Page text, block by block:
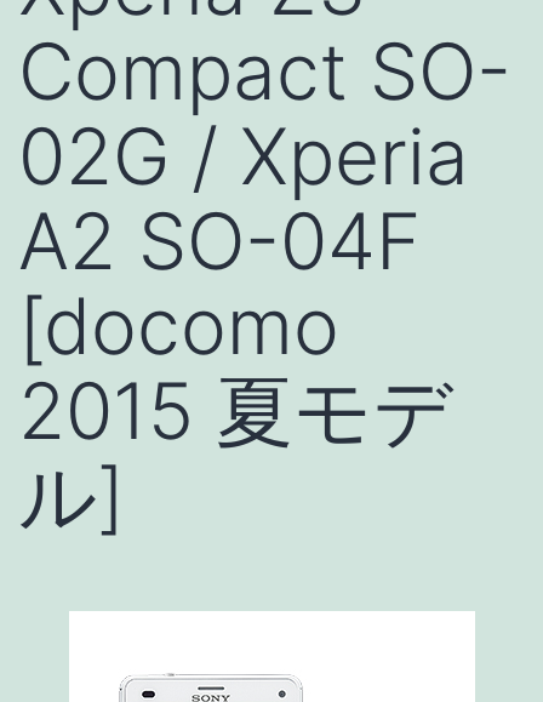
Compact SO-
02G / Xperia
A2 SO-04F
[docomo
2015 夏モデ
ル]